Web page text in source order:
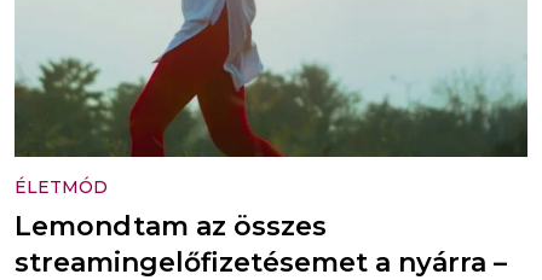
ÉLETMÓD
Lemondtam az összes
streamingelőfizetésemet a nyárra –